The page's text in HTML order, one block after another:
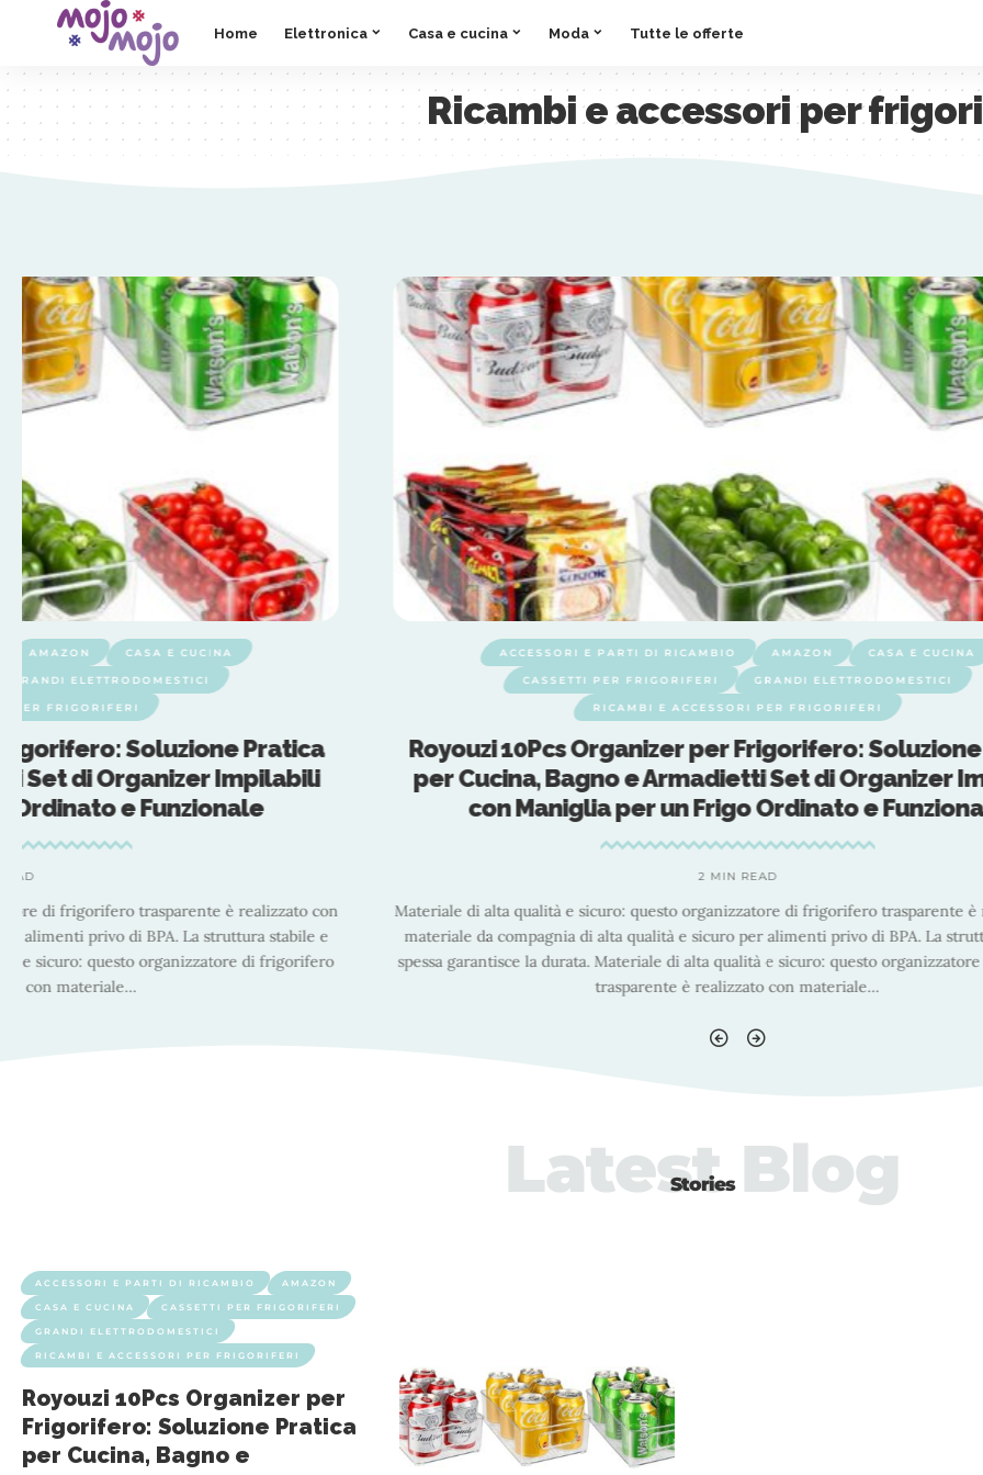
Home Elettronica Casa e cucina Moda Tutte le offerte
Ricambi e accessori per
DI RICAMBIO AMAZON CASA E CUCINA
GRANDI ELETTRODOMESTICI
E ACCESSORI PER FRIGORIFERI
per Frigorifero: Soluzione Pratica
Armadietti Set di Organizer Impilabili
un Frigo Ordinato e Funzionale
organizzatore di frigorifero trasparente è realizzato con
e sicuro per alimenti privo di BPA. La struttura stabile e
di alta qualità e sicuro: questo organizzatore di frigorifero
è realizzato con materiale
ACCESSORI E PARTI DI RICAMBIO AMAZON
CASSETTI PER FRIGORIFERI GRANDI
RICAMBI E ACCESSORI PER
Royouzi 10Pcs Organizer per
per Cucina, Bagno e Armadietti Set di
con Maniglia per un Frigo Ordinato
Materiale di alta qualità e sicuro: questo organizzatore di
materiale da compagnia di alta qualità e sicuro per alimenti
spessa garantisce la durata. Materiale di alta qualità e sicuro:
trasparente è realizzato con materiale
Stories
Latest Blog
ACCESSORI E PARTI DI RICAMBIO AMAZON
CASA E CUCINA CASSETTI PER FRIGORIFERI
GRANDI ELETTRODOMESTICI
RICAMBI E ACCESSORI PER FRIGORIFERI
Royouzi 10Pcs Organizer per
Frigorifero: Soluzione Pratica
per Cucina, Bagno e